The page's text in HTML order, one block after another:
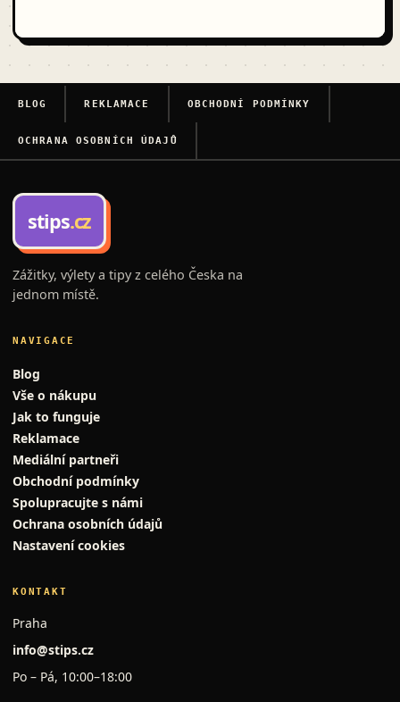
BLOG REKLAMACE OBCHODNÍ PODMÍNKY
OCHRANA OSOBNÍCH ÚDAJŮ
stips.cz
Zážitky, výlety a tipy z celého Česka na
jednom místě.
NAVIGACE
Blog
Vše o nákupu
Jak to funguje
Reklamace
Mediální partneři
Obchodní podmínky
Spolupracujte s námi
Ochrana osobních údajů
Nastavení cookies
KONTAKT
Praha
info@stips.cz
Po – Pá, 10:00–18:00